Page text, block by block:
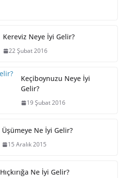
Kereviz Neye İyi Gelir?
22 Şubat 2016
Keçiboynuzu Neye İyi
Gelir?
19 Şubat 2016
Üşümeye Ne İyi Gelir?
15 Aralık 2015
Hıçkırığa Ne İyi Gelir?